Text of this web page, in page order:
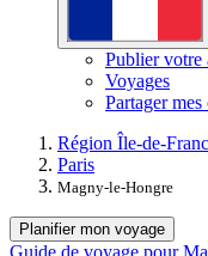
Publier votre
Voyages
Partager
Région Île-de-
Paris
Magny-le-Hongre
Planifier mon voyage
Guide de voyage pour